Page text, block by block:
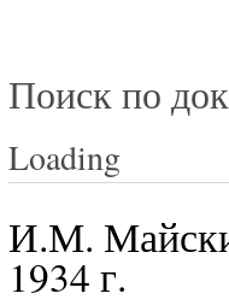
Поиск по
Loading
И.М.
1934 г.